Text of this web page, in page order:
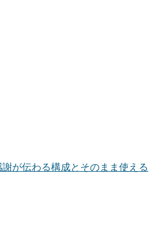
が伝わる構成とそのまま使える